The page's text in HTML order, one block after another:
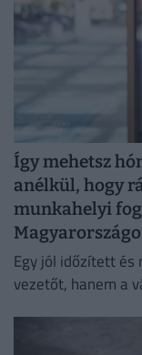
Így mehetsz
anélkül, hogy
munkahelyi
Egy jól időzített
vezetőt, hanem a